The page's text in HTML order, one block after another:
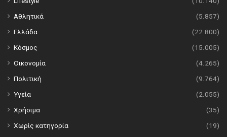
Αθλητικά
(5.857)
Ελλάδα
(22.800)
Κόσμος
(15.005)
Οικονομία
(4.265)
Πολιτική
(9.764)
Υγεία
(2.055)
Χρήσιμα
(35)
Χωρίς κατηγορία
(19)